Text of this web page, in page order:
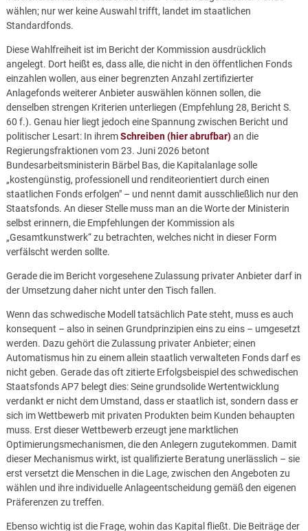
wählen; nur wer keine Auswahl trifft, landet im staatlichen
Standardfonds.
Diese Wahlfreiheit ist im Bericht der Kommission ausdrücklich
angelegt. Dort heißt es, dass alle, die nicht in den öffentlichen Fonds
einzahlen wollen, aus einer begrenzten Anzahl zertifizierter
Anlagefonds weiterer Anbieter auswählen können sollen, die
denselben strengen Kriterien unterliegen (Empfehlung 28, Bericht S.
60 f.). Genau hier liegt jedoch eine Spannung zwischen Bericht und
politischer Lesart: In ihremSchreiben (hier abrufbar)an die
Regierungsfraktionen vom 23. Juni 2026 betont
Bundesarbeitsministerin Bärbel Bas, die Kapitalanlage solle
„kostengünstig, professionell und renditeorientiert durch einen
staatlichen Fonds erfolgen" – und nennt damit ausschließlich nur den
Staatsfonds. An dieser Stelle muss man an die Worte der Ministerin
selbst erinnern, die Empfehlungen der Kommission als
„Gesamtkunstwerk“ zu betrachten, welches nicht in dieser Form
verfälscht werden sollte.
Gerade die im Bericht vorgesehene Zulassung privater Anbieter darf in
der Umsetzung daher nicht unter den Tisch fallen.
Wenn das schwedische Modell tatsächlich Pate steht, muss es auch
konsequent – also in seinen Grundprinzipien eins zu eins – umgesetzt
werden. Dazu gehört die Zulassung privater Anbieter; einen
Automatismus hin zu einem allein staatlich verwalteten Fonds darf es
nicht geben. Gerade das oft zitierte Erfolgsbeispiel des schwedischen
Staatsfonds AP7 belegt dies: Seine grundsolide Wertentwicklung
verdankt er nicht dem Umstand, dass er staatlich ist, sondern dass er
sich im Wettbewerb mit privaten Produkten beim Kunden behaupten
muss. Erst dieser Wettbewerb erzeugt jene marktlichen
Optimierungsmechanismen, die den Anlegern zugutekommen. Damit
dieser Mechanismus wirkt, ist qualifizierte Beratung unerlässlich – sie
erst versetzt die Menschen in die Lage, zwischen den Angeboten zu
wählen und ihre individuelle Anlageentscheidung gemäß den eigenen
Präferenzen zu treffen.
Ebenso wichtig ist die Frage, wohin das Kapital fließt. Die Beiträge der